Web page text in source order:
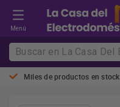
Menú
Miles de productos en stock